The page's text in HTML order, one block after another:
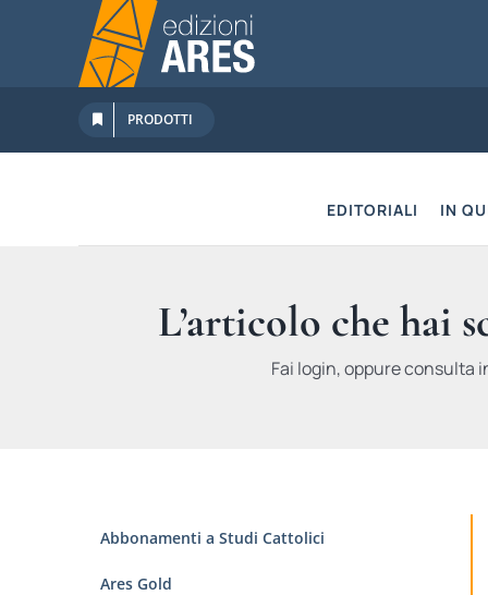
contenuto
PRODOTTI
EDITORIALI IN
L’articolo che hai
Fai login, oppure consulta
Abbonamenti a Studi Cattolici
Ares Gold